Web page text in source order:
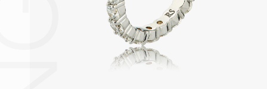
переносят жемчуг, бирюза, малахит и янтарь.
4. Специалисты обычно рекомендуют чистить украшения не
реже одного раза в месяц, а также регулярно протирать их
фланелевой или замшевой салфеткой.